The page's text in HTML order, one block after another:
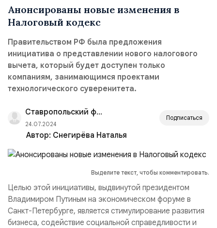
Анонсированы новые изменения в
Налоговый кодекс
Правительством РФ была предложения
инициатива о представлении нового налогового
вычета, который будет доступен только
компаниям, занимающимся проектами
технологического суверенитета.
Ставропольский филиал РАНХиГС
24.07.2024
Подписаться
Автор: Снегирёва Наталья
Выделите текст, чтобы комментировать.
Целью этой инициативы, выдвинутой президентом
Владимиром Путиным на экономическом форуме в
Санкт-Петербурге, является стимулирование развития
бизнеса, содействие социальной справедливости и